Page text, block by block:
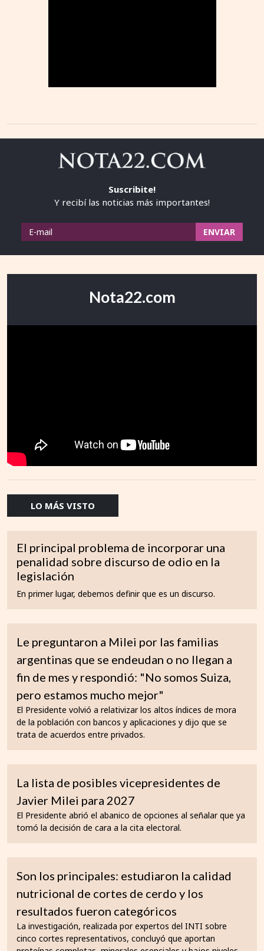
Suscribite!
Y recibí las noticias más importantes!
Nota22.com
LO MÁS VISTO
El principal problema de incorporar una
penalidad sobre discurso de odio en la
legislación
En primer lugar, debemos definir que es un discurso.
Le preguntaron a Milei por las familias
argentinas que se endeudan o no llegan a
fin de mes y respondió: "No somos Suiza,
pero estamos mucho mejor"
El Presidente volvió a relativizar los altos índices de mora
de la población con bancos y aplicaciones y dijo que se
trata de acuerdos entre privados.
La lista de posibles vicepresidentes de
Javier Milei para 2027
El Presidente abrió el abanico de opciones al señalar que ya
tomó la decisión de cara a la cita electoral.
Son los principales: estudiaron la calidad
nutricional de cortes de cerdo y los
resultados fueron categóricos
La investigación, realizada por expertos del INTI sobre
cinco cortes representativos, concluyó que aportan